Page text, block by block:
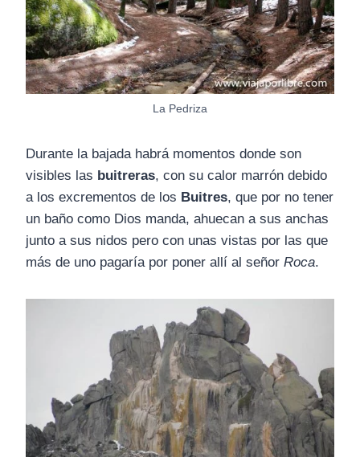
La Pedriza
Durante la bajada habrá momentos donde son
visibles las buitreras, con su calor marrón debido
a los excrementos de los Buitres, que por no tener
un baño como Dios manda, ahuecan a sus anchas
junto a sus nidos pero con unas vistas por las que
más de uno pagaría por poner allí al señor Roca.